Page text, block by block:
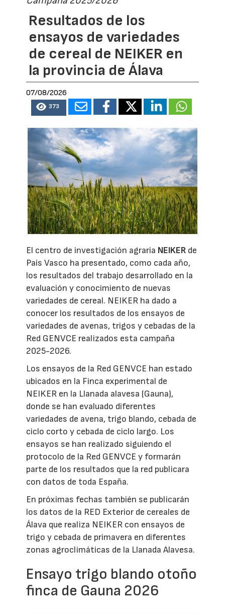
Resultados de los
ensayos de variedades
de cereal de NEIKER en
la provincia de Álava
07/08/2026
373
El centro de investigación agraria NEIKER de
País Vasco ha presentado, como cada año,
los resultados del trabajo desarrollado en la
evaluación y conocimiento de nuevas
variedades de cereal. NEIKER ha dado a
conocer los resultados de los ensayos de
variedades de avenas, trigos y cebadas de la
Red GENVCE realizados esta campaña
2025-2026.
Los ensayos de la Red GENVCE han estado
ubicados en la Finca experimental de
NEIKER en la Llanada alavesa (Gauna),
donde se han evaluado diferentes
variedades de avena, trigo blando, cebada de
ciclo corto y cebada de ciclo largo. Los
ensayos se han realizado siguiendo el
protocolo de la Red GENVCE y formarán
parte de los resultados que la red publicara
con datos de toda España.
En próximas fechas también se publicarán
los datos de la RED Exterior de cereales de
Álava que realiza NEIKER con ensayos de
trigo y cebada de primavera en diferentes
zonas agroclimáticas de la Llanada Alavesa.
Ensayo trigo blando otoño
finca de Gauna 2026